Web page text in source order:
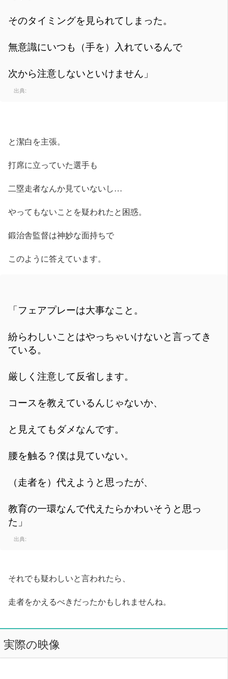
そのタイミングを見られてしまった。
無意識にいつも（手を）入れているんで
次から注意しないといけません」
出典:
と潔白を主張。
打席に立っていた選手も
二塁走者なんか見ていないし…
やってもないことを疑われたと困惑。
鍛治舎監督は神妙な面持ちで
このように答えています。
「フェアプレーは大事なこと。
紛らわしいことはやっちゃいけないと言ってき
ている。
厳しく注意して反省します。
コースを教えているんじゃないか、
と見えてもダメなんです。
腰を触る？僕は見ていない。
（走者を）代えようと思ったが、
教育の一環なんで代えたらかわいそうと思っ
た」
出典:
それでも疑わしいと言われたら、
走者をかえるべきだったかもしれませんね。
実際の映像